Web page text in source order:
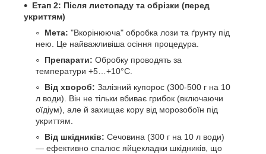
Етап 2: Після листопаду та обрізки (перед
укриттям)
Мета: "Вкорінююча" обробка лози та ґрунту під
нею. Це найважливіша осіння процедура.
Препарати: Обробку проводять за
температури +5…+10°C.
Від хвороб: Залізний купорос (300-500 г на 10
л води). Він не тільки вбиває грибок (включаючи
оїдіум), але й захищає кору від морозобоїн під
укриттям.
Від шкідників: Сечовина (300 г на 10 л води)
— ефективно спалює яйцекладки шкідників, що